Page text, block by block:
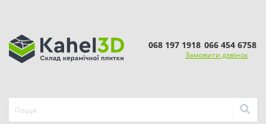
068 197 1918 066 454 6758
Замовити дзвінок